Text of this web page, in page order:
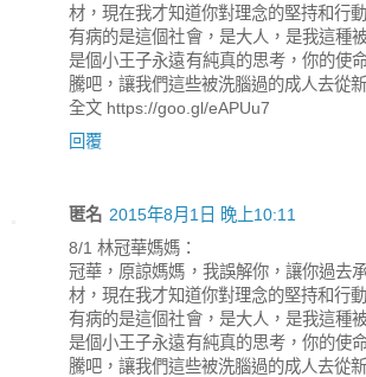
材，現在我才知道你對理念的堅持和行
有病的是這個社會，是大人，是我這種
是個小王子永遠有純真的思考，你的使
騰吧，讓我們這些被洗腦過的成人去從
全文 https://goo.gl/eAPUu7
回覆
匿名 2015年8月1日 晚上10:11
8/1 林冠華媽媽：
冠華，原諒媽媽，我誤解你，讓你過去
材，現在我才知道你對理念的堅持和行
有病的是這個社會，是大人，是我這種
是個小王子永遠有純真的思考，你的使
騰吧，讓我們這些被洗腦過的成人去從